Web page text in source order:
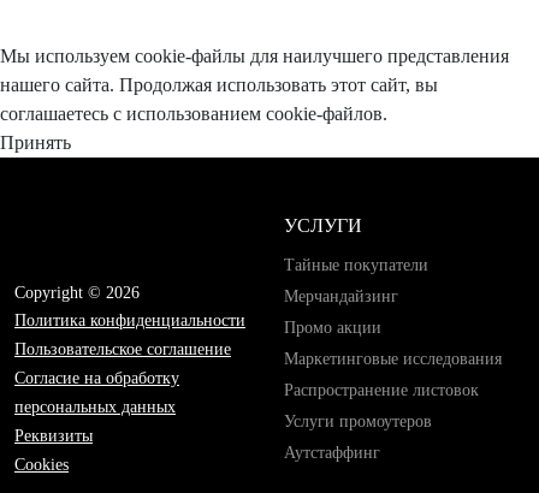
Мы используем cookie-файлы для наилучшего представления
нашего сайта. Продолжая использовать этот сайт, вы
соглашаетесь с использованием cookie-файлов.
Принять
Copyright © 2026
Политика конфиденциальности
Пользовательское соглашение
Согласие на обработку
персональных данных
Реквизиты
Cookies
УСЛУГИ
Тайные покупатели
Мерчандайзинг
Промо акции
Маркетинговые исследования
Распространение листовок
Услуги промоутеров
Аутстаффинг